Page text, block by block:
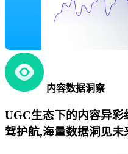
内容数据洞察
UGC生态下的内容异
驾护航,海量数据洞见未